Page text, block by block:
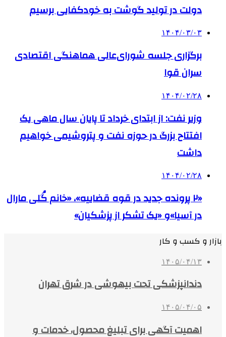
دولت در تولید گوشت به خودکفایی برسیم
۱۴۰۴/۰۳/۰۳
برگزاری جلسه شورای‌عالی هماهنگی اقتصادی
سران قوا
۱۴۰۴/۰۲/۲۸
وزیر نفت: از ابتدای خرداد تا پایان سال ماهی یک
افتتاح بزرگ در حوزه نفت و پتروشیمی خواهیم
داشت
۱۴۰۴/۰۲/۲۸
«۲ پرونده جدید در قوه قضاییه»، «خانم گُلی مارال
در آسیا»و «یک تشکر از پزشکیان»
بازار و کسب و کار
۱۴۰۵/۰۴/۱۳
دندانپزشکی تحت بیهوشی در شرق تهران
۱۴۰۵/۰۴/۰۵
اهمیت آگهی برای تبلیغ محصول، خدمات و